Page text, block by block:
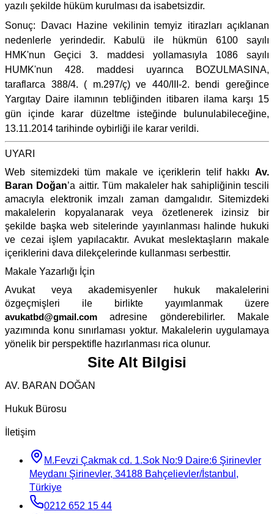
yazılı şekilde hüküm kurulması da isabetsizdir.
Sonuç: Davacı Hazine vekilinin temyiz itirazları açıklanan
nedenlerle yerindedir. Kabulü ile hükmün 6100 sayılı
HMK'nun Geçici 3. maddesi yollamasıyla 1086 sayılı
HUMK'nun 428. maddesi uyarınca BOZULMASINA,
taraflarca 388/4. ( m.297/ç) ve 440/III-2. bendi gereğince
Yargıtay Daire ilamının tebliğinden itibaren ilama karşı 15
gün içinde karar düzeltme isteğinde bulunulabileceğine,
13.11.2014 tarihinde oybirliği ile karar verildi.
UYARI
Web sitemizdeki tüm makale ve içeriklerin telif hakkı Av.
Baran Doğan’a aittir. Tüm makaleler hak sahipliğinin tescili
amacıyla elektronik imzalı zaman damgalıdır. Sitemizdeki
makalelerin kopyalanarak veya özetlenerek izinsiz bir
şekilde başka web sitelerinde yayınlanması halinde hukuki
ve cezai işlem yapılacaktır. Avukat meslektaşların makale
içeriklerini dava dilekçelerinde kullanması serbesttir.
Makale Yazarlığı İçin
Avukat veya akademisyenler hukuk makalelerini
özgeçmişleri ile birlikte yayımlanmak üzere
avukatbd@gmail.com adresine gönderebilirler. Makale
yazımında konu sınırlaması yoktur. Makalelerin uygulamaya
yönelik bir perspektifle hazırlanması rica olunur.
Site Alt Bilgisi
AV. BARAN DOĞAN
Hukuk Bürosu
İletişim
M.Fevzi Çakmak cd. 1.Sok No:9 Daire:6 Şirinevler
Meydanı Şirinevler, 34188 Bahçelievler/İstanbul,
Türkiye
0212 652 15 44